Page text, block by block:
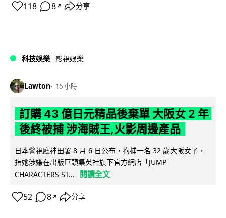
118 8 ↗ 分享
科技娛樂 影視娛樂
Lawton 16 小時
訂購 43 億日元精品後棄單 大阪女 2 年
後終被捕 涉海賊王,火影周邊產品
日本警視廳神田署 8 月 6 日公布，拘捕一名 32 歲大阪女子，
指她涉嫌在出版巨頭集英社旗下官方網店「JUMP
CHARACTERS ST...
閱讀全文
52 8 ↗ 分享